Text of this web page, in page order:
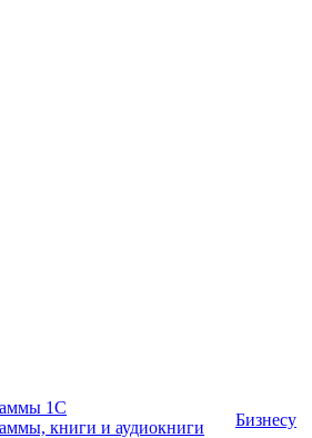
1С
книги и аудиокниги
Бизнесу